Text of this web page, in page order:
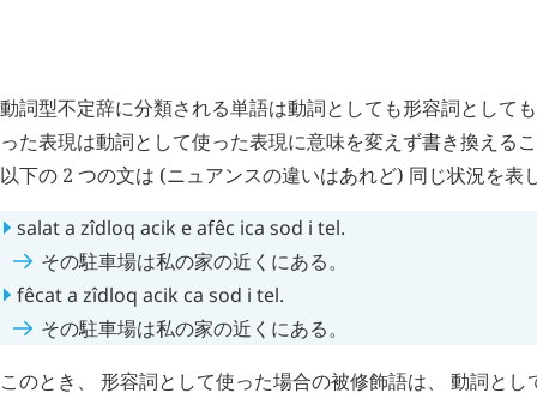
動詞型不定辞に分類される単語は動詞としても形容詞として
った表現は動詞として使った表現に意味を変えず書き換える
以下の 2 つの文は (ニュアンスの違いはあれど) 同じ状況を表
salata zîdloq acik eafêc ica sod i tel.
その駐車場は私の家の近くにある。
fêcata zîdloq acik ca sod i tel.
その駐車場は私の家の近くにある。
このとき、 形容詞として使った場合の被修飾語は、 動詞と